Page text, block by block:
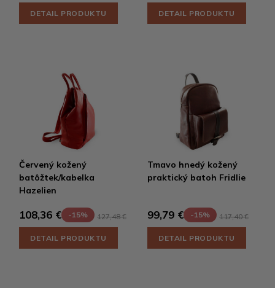
DETAIL PRODUKTU DETAIL PRODUKTU
Červený kožený
batôžtek/kabelka
Hazelien
108,36 € -15% 127,48 €
DETAIL PRODUKTU
Tmavo hnedý kožený
praktický batoh Fridlie
99,79 € -15% 117,40 €
DETAIL PRODUKTU